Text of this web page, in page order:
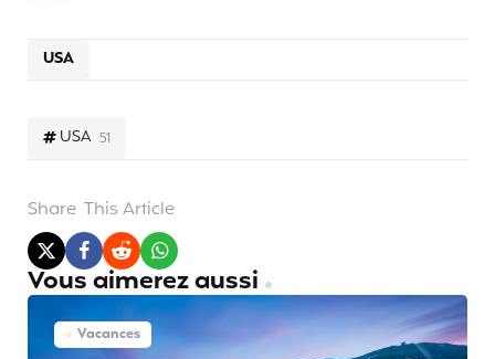
USA 51
USA
Share This Article
Vous aimerez aussi
Vacances